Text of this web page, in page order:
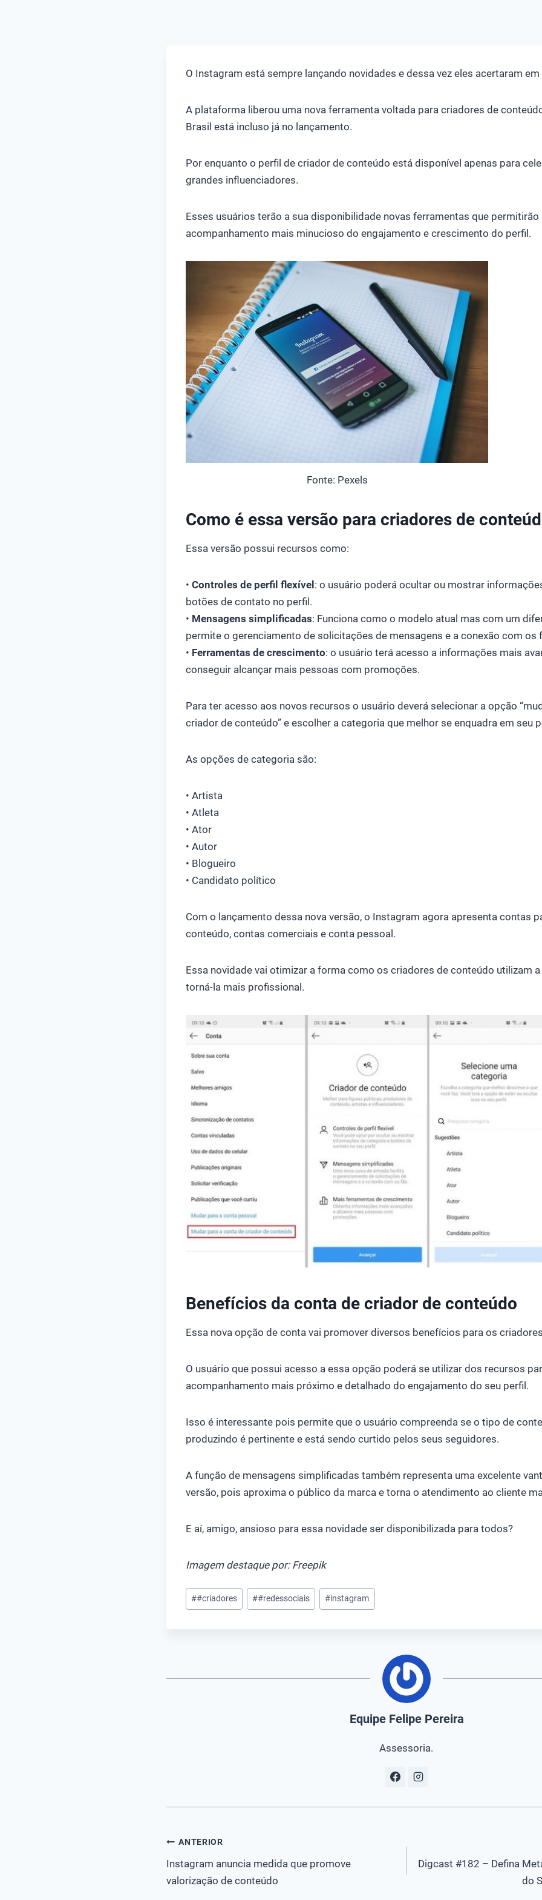
O Instagram está sempre lançando novidades e dessa vez eles acertaram em
A plataforma liberou uma nova ferramenta voltada para criadores de
Brasil está incluso já no lançamento.
Por enquanto o perfil de criador de conteúdo está disponível apenas para
grandes influenciadores.
Esses usuários terão a sua disponibilidade novas ferramentas que permitirão
acompanhamento mais minucioso do engajamento e crescimento do perfil.
Fonte: Pexels
Como é essa versão para criadores de
Essa versão possui recursos como:
• Controles de perfil flexível: o usuário poderá ocultar ou mostrar
botões de contato no perfil.
• Mensagens simplificadas: Funciona como o modelo atual mas com um
permite o gerenciamento de solicitações de mensagens e a conexão com os
• Ferramentas de crescimento: o usuário terá acesso a informações mais
conseguir alcançar mais pessoas com promoções.
Para ter acesso aos novos recursos o usuário deverá selecionar a opção
criador de conteúdo” e escolher a categoria que melhor se enquadra em seu
As opções de categoria são:
• Artista
• Atleta
• Ator
• Autor
• Blogueiro
• Candidato político
Com o lançamento dessa nova versão, o Instagram agora apresenta contas
conteúdo, contas comerciais e conta pessoal.
Essa novidade vai otimizar a forma como os criadores de conteúdo utilizam
torná-la mais profissional.
Benefícios da conta de criador de conteúdo
Essa nova opção de conta vai promover diversos benefícios para os
O usuário que possui acesso a essa opção poderá se utilizar dos recursos
acompanhamento mais próximo e detalhado do engajamento do seu perfil.
Isso é interessante pois permite que o usuário compreenda se o tipo de
produzindo é pertinente e está sendo curtido pelos seus seguidores.
A função de mensagens simplificadas também representa uma excelente
versão, pois aproxima o público da marca e torna o atendimento ao cliente
E aí, amigo, ansioso para essa novidade ser disponibilizada para todos?
Imagem destaque por: Freepik
Tags
do
##criadores ##redessociais #instagram
Equipe Felipe Pereira
Assessoria.
Navegação
de
ANTERIOR
Instagram anuncia medida que promove
valorização de conteúdo
Digcast #182 – Defina
do